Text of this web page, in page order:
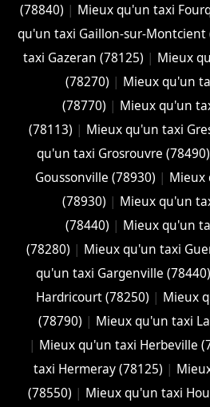
(78840) | Mieux qu'un taxi
qu'un taxi Gaillon-sur-Montcient
taxi Gazeran (78125) | Mieux
(78270) | Mieux qu'un
(78770) | Mieux qu'un
(78113) | Mieux qu'un taxi
qu'un taxi Grosrouvre (78490)
Goussonville (78930) | Mieux
(78930) | Mieux qu'un
(78440) | Mieux qu'un
(78280) | Mieux qu'un taxi
qu'un taxi Gargenville (78440)
Hardricourt (78250) | Mieux
(78790) | Mieux qu'un taxi
| Mieux qu'un taxi Herbeville
taxi Hermeray (78125) |
(78550) | Mieux qu'un taxi